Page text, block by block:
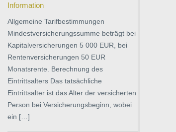
Information
Allgemeine Tarifbestimmungen
Mindestversicherungssumme beträgt bei
Kapitalversicherungen 5 000 EUR, bei
Rentenversicherungen 50 EUR
Monatsrente. Berechnung des
Eintrittsalters Das tatsächliche
Eintrittsalter ist das Alter der versicherten
Person bei Versicherungsbeginn, wobei
ein […]